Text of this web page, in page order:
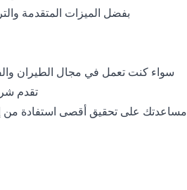
بفضل الميزات المتقدمة
مساعدتك على تحقيق أقصى استفادة من